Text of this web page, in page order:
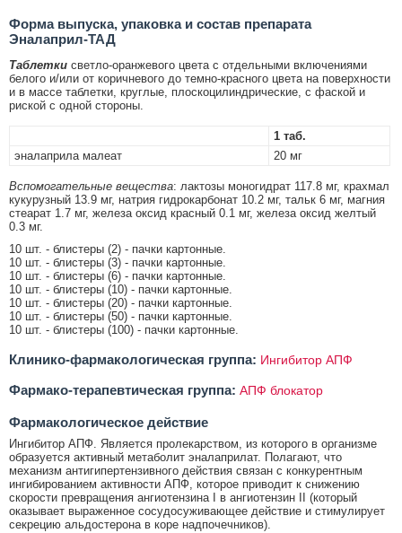
Форма выпуска, упаковка и состав препарата
Эналаприл-ТАД
Таблетки светло-оранжевого цвета с отдельными включениями
белого и/или от коричневого до темно-красного цвета на поверхности
и в массе таблетки, круглые, плоскоцилиндрические, с фаской и
риской с одной стороны.
1 таб.
эналаприла малеат
20 мг
Вспомогательные вещества: лактозы моногидрат 117.8 мг, крахмал
кукурузный 13.9 мг, натрия гидрокарбонат 10.2 мг, тальк 6 мг, магния
стеарат 1.7 мг, железа оксид красный 0.1 мг, железа оксид желтый
0.3 мг.
10 шт. - блистеры (2) - пачки картонные.
10 шт. - блистеры (3) - пачки картонные.
10 шт. - блистеры (6) - пачки картонные.
10 шт. - блистеры (10) - пачки картонные.
10 шт. - блистеры (20) - пачки картонные.
10 шт. - блистеры (50) - пачки картонные.
10 шт. - блистеры (100) - пачки картонные.
Клинико-фармакологическая группа: Ингибитор АПФ
Фармако-терапевтическая группа: АПФ блокатор
Фармакологическое действие
Ингибитор АПФ. Является пролекарством, из которого в организме
образуется активный метаболит эналаприлат. Полагают, что
механизм антигипертензивного действия связан с конкурентным
ингибированием активности АПФ, которое приводит к снижению
скорости превращения ангиотензина I в ангиотензин II (который
оказывает выраженное сосудосуживающее действие и стимулирует
секрецию альдостерона в коре надпочечников).